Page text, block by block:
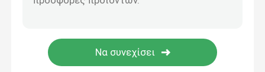
πιεζοηλεκτρικοί κεραμικοί δίσκοι